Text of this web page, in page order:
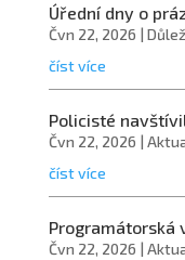
Úřední dny o
Čvn 22, 2026 |
číst více
Policisté
Čvn 22, 2026 |
číst více
Programátorská
Čvn 22, 2026 |